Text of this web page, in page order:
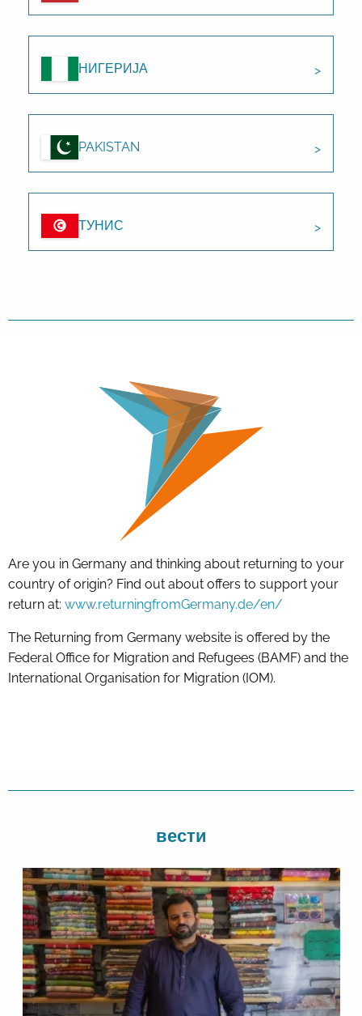
НИГЕРИЈА
PAKISTAN
ТУНИС
Are you in Germany and thinking about returning to your
country of origin? Find out about offers to support your
return at: www.returningfromGermany.de/en/
The Returning from Germany website is offered by the
Federal Office for Migration and Refugees (BAMF) and the
International Organisation for Migration (IOM).
вести